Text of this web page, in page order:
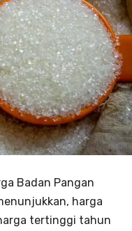
Badan Pangan
harga
tertinggi tahun